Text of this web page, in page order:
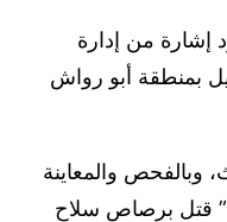
إشارة من إدارة
بمنطقة أبو رواش
وبالفحص والمعاينة
قتل برصاص سلاح